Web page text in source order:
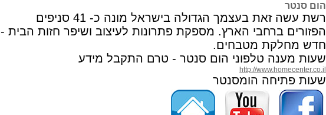
הום סנטר
רשת עשה זאת בעצמך הגדולה בישראל מונה כ- 41 סניפים
הפזורים ברחבי הארץ. מספקת פתרונות לעיצוב ושיפר חזות הבית -
חדש מחלקת מטבחים.
שעות מענה טלפוני הום סנטר - טרם התקבל מידע
http://www.homecenter.co.il
שעות פתיחה הומסנטר